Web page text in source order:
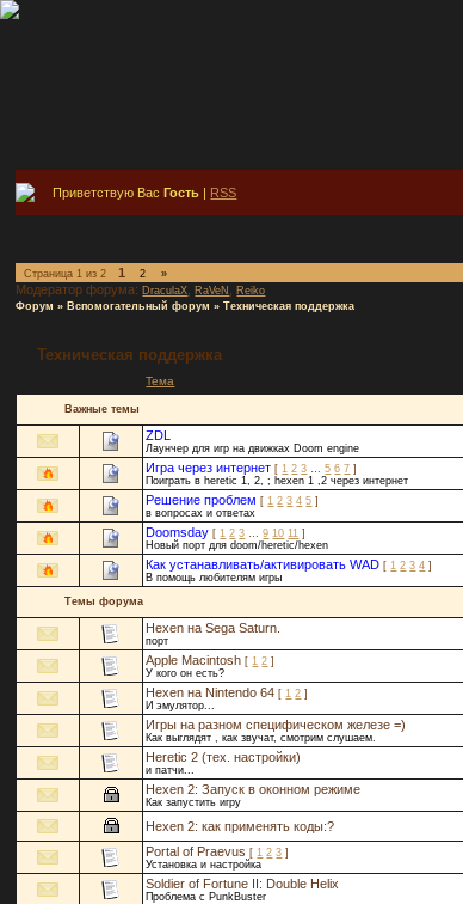
Приветствую ВасГость | RSS
Страница 1 из2 1 2 »
Модератор форума:DraculaX ,RaVeN ,Reiko
Форум » Вспомогательный форум » Техническая поддержка
Техническая поддержка
Тема
Важные темы
ZDL
Лаунчер для игр на движках Doom engine
Игра через интернет [1 2 3 …5 6 7 ]
Поиграть в heretic 1, 2, ; hexen 1 ,2 через интернет
Решение проблем [1 2 3 4 5 ]
в вопросах и ответах
Doomsday [1 2 3 …9 10 11 ]
Новый порт для doom/heretic/hexen
Как устанавливать/активировать WAD [1 2 3 4 ]
В помощь любителям игры
Темы форума
Hexen на Sega Saturn.
порт
Apple Macintosh [1 2 ]
У кого он есть?
Hexen на Nintendo 64 [1 2 ]
И эмулятор...
Игры на разном специфическом железе =)
Как выглядят , как звучат, смотрим слушаем.
Heretic 2 (тех. настройки)
и патчи...
Hexen 2: Запуск в оконном режиме
Как запустить игру
Hexen 2: как применять коды:?
Portal of Praevus [1 2 3 ]
Установка и настройка
Soldier of Fortune II: Double Helix
Проблема с PunkBuster